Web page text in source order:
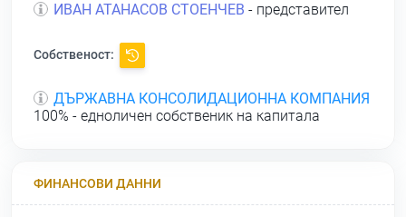
ИВАН АТАНАСОВ СТОЕНЧЕВ - представител
Собственост:
ДЪРЖАВНА КОНСОЛИДАЦИОННА КОМПАНИЯ
100% - едноличен собственик на капитала
ФИНАНСОВИ ДАННИ